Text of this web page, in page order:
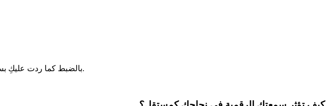
بالضبط كما ردت عليكِ بسمة نبيل هذا رابط لمقال على مستقل بخصوص نقاط السمعة وفائدتها.يُمكنك الاطلاع عليه للمزيد من المعرفة.